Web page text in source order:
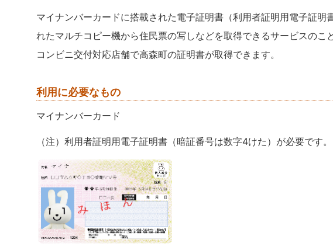
マイナンバーカードに搭載された電子証明書（利用者証明用電子証
れたマルチコピー機から住民票の写しなどを取得できるサービスの
コンビニ交付対応店舗で高森町の証明書が取得できます。
利用に必要なもの
マイナンバーカード
（注）利用者証明用電子証明書（暗証番号は数字4けた）が必要です。